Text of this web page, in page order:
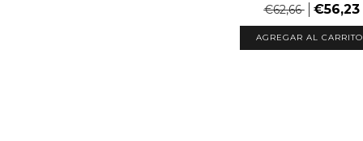
€62,66 €56,23
AGREGAR AL CARRITO